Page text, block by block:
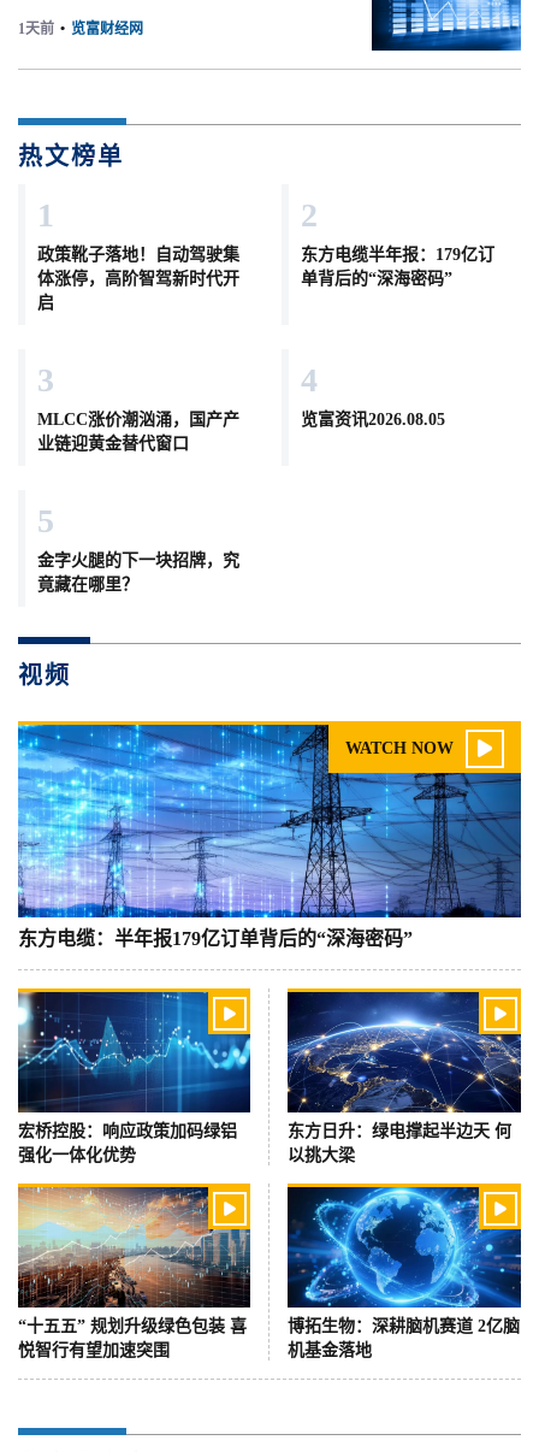
1天前 • 览富财经网
热文榜单
1
政策靴子落地！自动驾驶集
体涨停，高阶智驾新时代开
启
2
东方电缆半年报：179亿订
单背后的“深海密码”
3
MLCC涨价潮汹涌，国产产
业链迎黄金替代窗口
4
览富资讯2026.08.05
5
金字火腿的下一块招牌，究
竟藏在哪里？
视频
WATCH NOW 
东方电缆：半年报179亿订单背后的“深海密码”

宏桥控股：响应政策加码绿铝
强化一体化优势

东方日升：绿电撑起半边天 何
以挑大梁

“十五五” 规划升级绿色包装 喜
悦智行有望加速突围

博拓生物：深耕脑机赛道 2亿脑
机基金落地